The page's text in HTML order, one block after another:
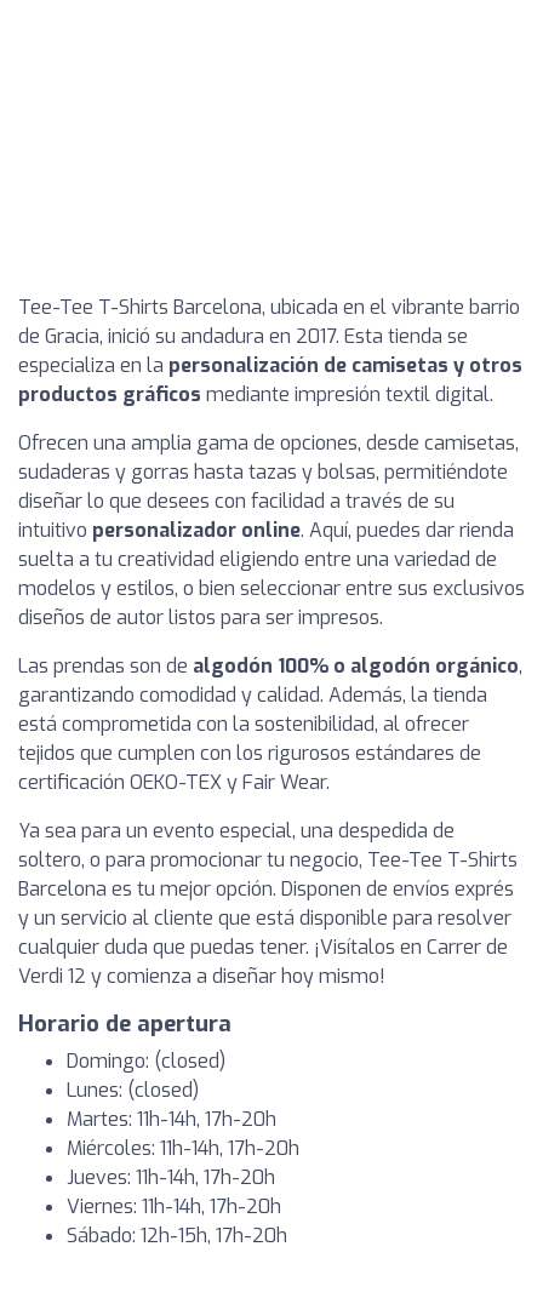
Tee-Tee T-Shirts Barcelona, ubicada en el vibrante barrio
de Gracia, inició su andadura en 2017. Esta tienda se
especializa en la personalización de camisetas y otros
productos gráficos mediante impresión textil digital.
Ofrecen una amplia gama de opciones, desde camisetas,
sudaderas y gorras hasta tazas y bolsas, permitiéndote
diseñar lo que desees con facilidad a través de su
intuitivo personalizador online. Aquí, puedes dar rienda
suelta a tu creatividad eligiendo entre una variedad de
modelos y estilos, o bien seleccionar entre sus exclusivos
diseños de autor listos para ser impresos.
Las prendas son de algodón 100% o algodón orgánico,
garantizando comodidad y calidad. Además, la tienda
está comprometida con la sostenibilidad, al ofrecer
tejidos que cumplen con los rigurosos estándares de
certificación OEKO-TEX y Fair Wear.
Ya sea para un evento especial, una despedida de
soltero, o para promocionar tu negocio, Tee-Tee T-Shirts
Barcelona es tu mejor opción. Disponen de envíos exprés
y un servicio al cliente que está disponible para resolver
cualquier duda que puedas tener. ¡Visítalos en Carrer de
Verdi 12 y comienza a diseñar hoy mismo!
Horario de apertura
Domingo: (closed)
Lunes: (closed)
Martes: 11h-14h, 17h-20h
Miércoles: 11h-14h, 17h-20h
Jueves: 11h-14h, 17h-20h
Viernes: 11h-14h, 17h-20h
Sábado: 12h-15h, 17h-20h